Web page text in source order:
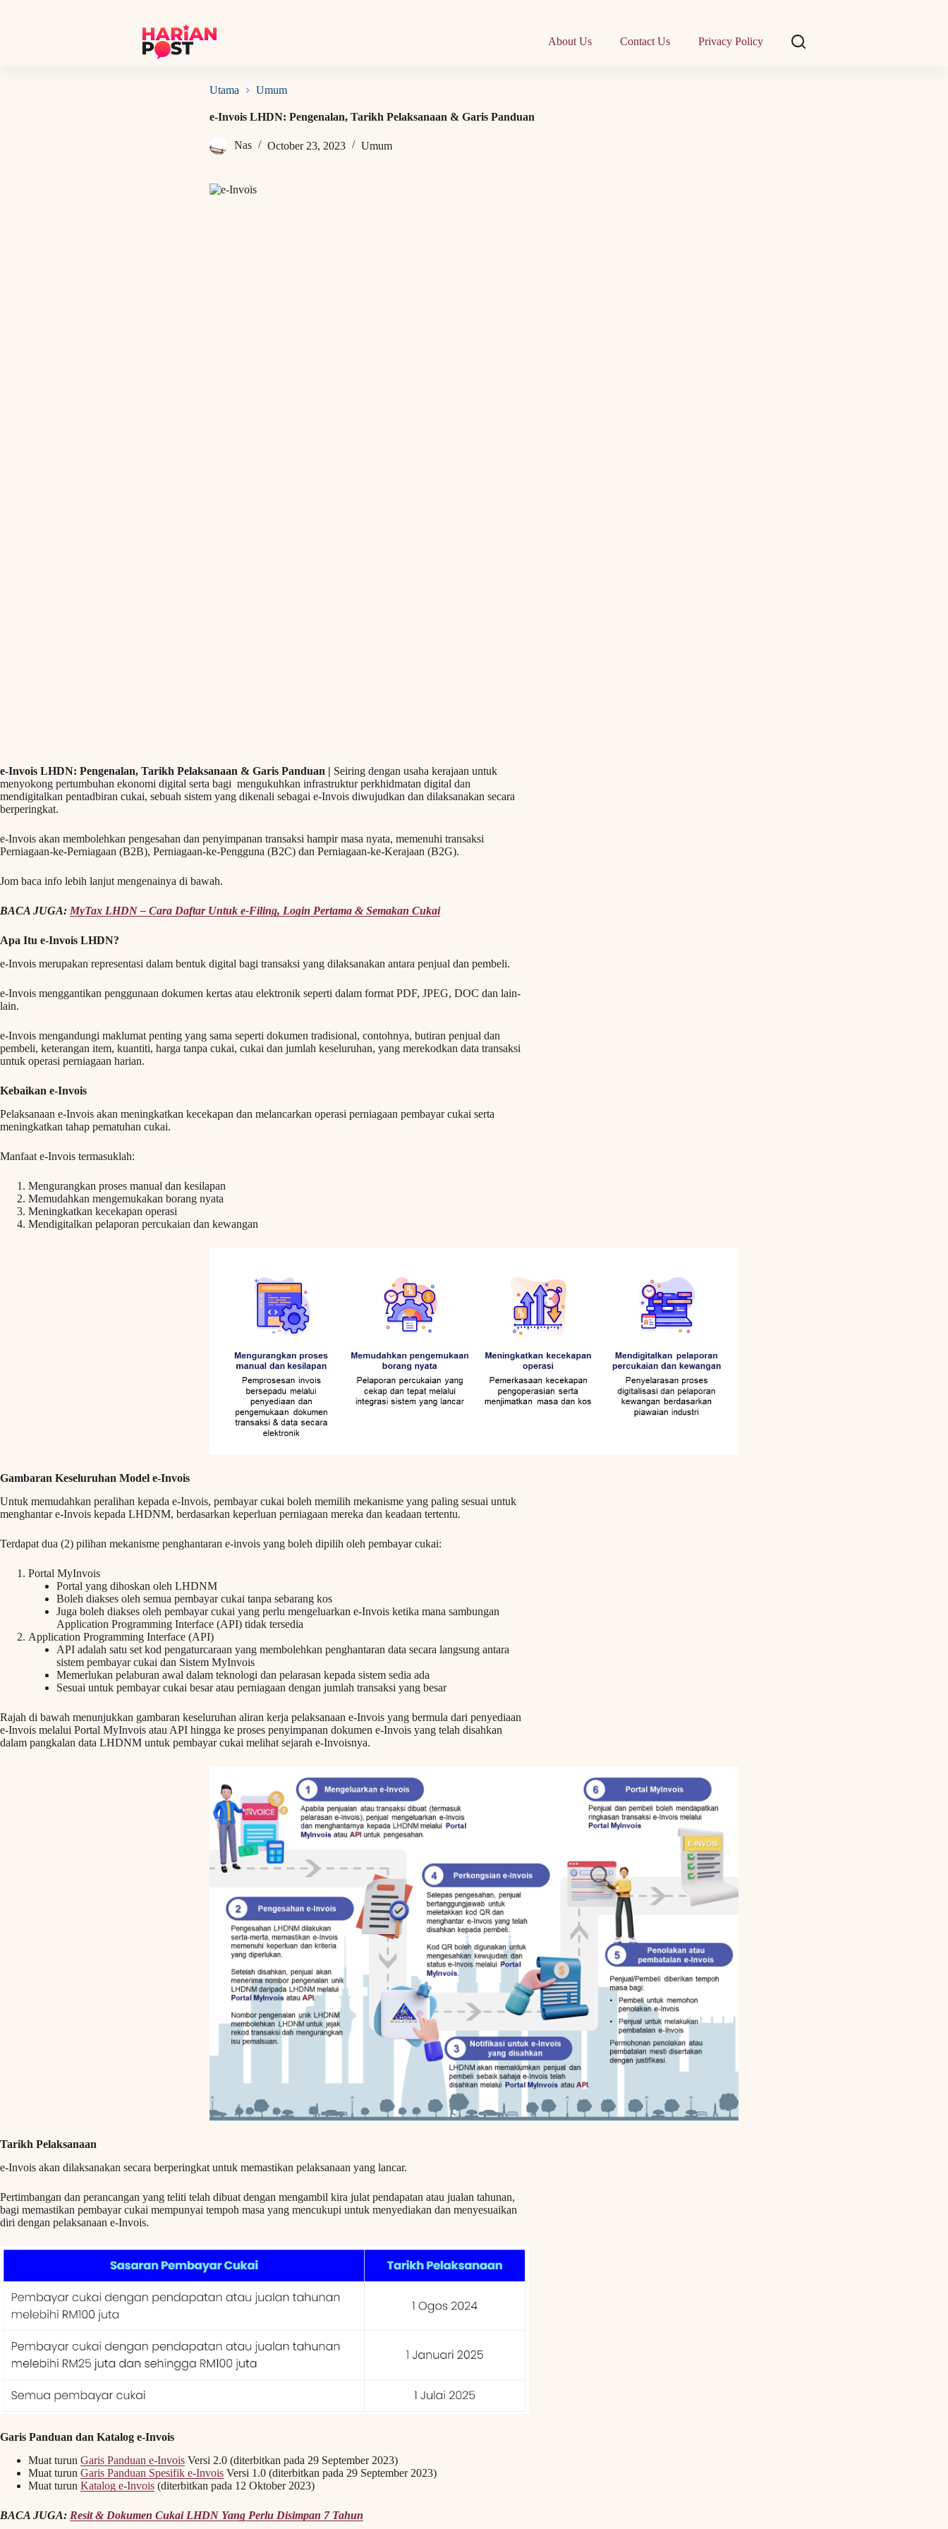
About Us Contact Us Privacy Policy
Utama Umum
e-Invois LHDN: Pengenalan, Tarikh Pelaksanaan & Garis Panduan
Nas October 23, 2023 Umum
e-Invois LHDN: Pengenalan, Tarikh Pelaksanaan & Garis Panduan | Seiring dengan usaha kerajaan untuk
menyokong pertumbuhan ekonomi digital serta bagi mengukuhkan infrastruktur perkhidmatan digital dan
mendigitalkan pentadbiran cukai, sebuah sistem yang dikenali sebagai e-Invois diwujudkan dan dilaksanakan secara
berperingkat.
e-Invois akan membolehkan pengesahan dan penyimpanan transaksi hampir masa nyata, memenuhi transaksi
Perniagaan-ke-Perniagaan (B2B), Perniagaan-ke-Pengguna (B2C) dan Perniagaan-ke-Kerajaan (B2G).
Jom baca info lebih lanjut mengenainya di bawah.
BACA JUGA: MyTax LHDN – Cara Daftar Untuk e-Filing, Login Pertama & Semakan Cukai
Apa Itu e-Invois LHDN?
e-Invois merupakan representasi dalam bentuk digital bagi transaksi yang dilaksanakan antara penjual dan pembeli.
e-Invois menggantikan penggunaan dokumen kertas atau elektronik seperti dalam format PDF, JPEG, DOC dan lain-
lain.
e-Invois mengandungi maklumat penting yang sama seperti dokumen tradisional, contohnya, butiran penjual dan
pembeli, keterangan item, kuantiti, harga tanpa cukai, cukai dan jumlah keseluruhan, yang merekodkan data transaksi
untuk operasi perniagaan harian.
Kebaikan e-Invois
Pelaksanaan e-Invois akan meningkatkan kecekapan dan melancarkan operasi perniagaan pembayar cukai serta
meningkatkan tahap pematuhan cukai.
Manfaat e-Invois termasuklah:
Mengurangkan proses manual dan kesilapan
Memudahkan mengemukakan borang nyata
Meningkatkan kecekapan operasi
Mendigitalkan pelaporan percukaian dan kewangan
Gambaran Keseluruhan Model e-Invois
Untuk memudahkan peralihan kepada e-Invois, pembayar cukai boleh memilih mekanisme yang paling sesuai untuk
menghantar e-Invois kepada LHDNM, berdasarkan keperluan perniagaan mereka dan keadaan tertentu.
Terdapat dua (2) pilihan mekanisme penghantaran e-invois yang boleh dipilih oleh pembayar cukai:
Portal MyInvois
Portal yang dihoskan oleh LHDNM
Boleh diakses oleh semua pembayar cukai tanpa sebarang kos
Juga boleh diakses oleh pembayar cukai yang perlu mengeluarkan e-Invois ketika mana sambungan
Application Programming Interface (API) tidak tersedia
Application Programming Interface (API)
API adalah satu set kod pengaturcaraan yang membolehkan penghantaran data secara langsung antara
sistem pembayar cukai dan Sistem MyInvois
Memerlukan pelaburan awal dalam teknologi dan pelarasan kepada sistem sedia ada
Sesuai untuk pembayar cukai besar atau perniagaan dengan jumlah transaksi yang besar
Rajah di bawah menunjukkan gambaran keseluruhan aliran kerja pelaksanaan e-Invois yang bermula dari penyediaan
e-Invois melalui Portal MyInvois atau API hingga ke proses penyimpanan dokumen e-Invois yang telah disahkan
dalam pangkalan data LHDNM untuk pembayar cukai melihat sejarah e-Invoisnya.
Tarikh Pelaksanaan
e-Invois akan dilaksanakan secara berperingkat untuk memastikan pelaksanaan yang lancar.
Pertimbangan dan perancangan yang teliti telah dibuat dengan mengambil kira julat pendapatan atau jualan tahunan,
bagi memastikan pembayar cukai mempunyai tempoh masa yang mencukupi untuk menyediakan dan menyesuaikan
diri dengan pelaksanaan e-Invois.
Garis Panduan dan Katalog e-Invois
Muat turun Garis Panduan e-Invois Versi 2.0 (diterbitkan pada 29 September 2023)
Muat turun Garis Panduan Spesifik e-Invois Versi 1.0 (diterbitkan pada 29 September 2023)
Muat turun Katalog e-Invois (diterbitkan pada 12 Oktober 2023)
BACA JUGA: Resit & Dokumen Cukai LHDN Yang Perlu Disimpan 7 Tahun